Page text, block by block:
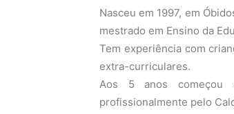
Nasceu em 1997, em
mestrado em Ensino da
Tem experiência com
extra-curriculares.
Aos 5 anos começou
profissionalmente pelo